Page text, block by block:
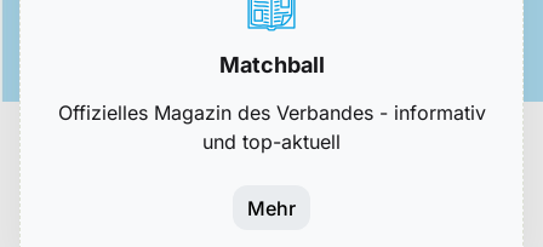
Matchball
Offizielles Magazin des Verbandes - informativ
und top-aktuell
Mehr